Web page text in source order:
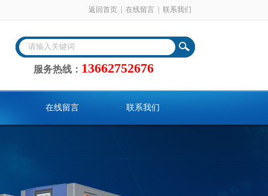
返回首页 在线留言 联系我们
服务热线： 13662752676
在线留言 联系我们